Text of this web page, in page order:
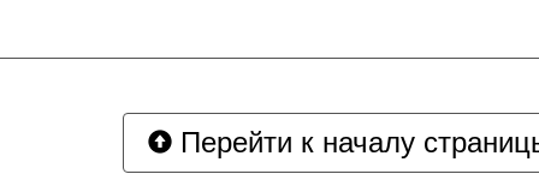
Перейти к началу